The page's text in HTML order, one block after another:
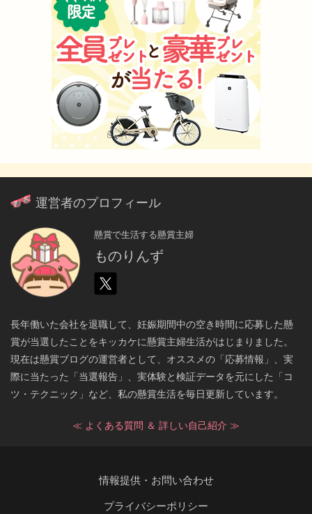
運営者のプロフィール
懸賞で生活する懸賞主婦
ものりんず
長年働いた会社を退職して、妊娠期間中の空き時間に応募した懸
賞が当選したことをキッカケに懸賞主婦生活がはじまりました。
現在は懸賞ブログの運営者として、オススメの「応募情報」、実
際に当たった「当選報告」、実体験と検証データを元にした「コ
ツ・テクニック」など、私の懸賞生活を毎日更新しています。
≪ よくある質問 ＆ 詳しい自己紹介 ≫
情報提供・お問い合わせ
プライバシーポリシー